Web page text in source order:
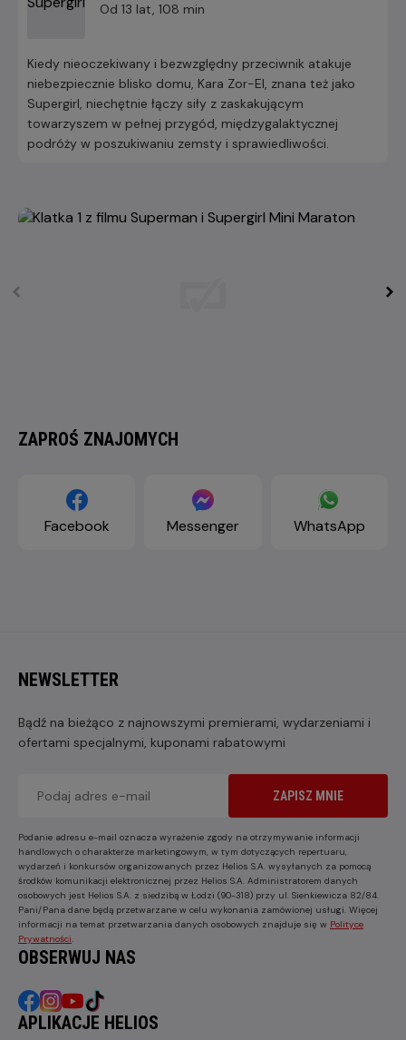
Od 13 lat, 108 min
Kiedy nieoczekiwany i bezwzględny przeciwnik atakuje
niebezpiecznie blisko domu, Kara Zor-El, znana też jako
Supergirl, niechętnie łączy siły z zaskakującym
towarzyszem w pełnej przygód, międzygalaktycznej
podróży w poszukiwaniu zemsty i sprawiedliwości.
ZAPROŚ ZNAJOMYCH
Facebook Messenger WhatsApp
NEWSLETTER
Bądź na bieżąco z najnowszymi premierami, wydarzeniami i
ofertami specjalnymi, kuponami rabatowymi
ZAPISZ MNIE
Podanie adresu e-mail oznacza wyrażenie zgody na otrzymywanie informacji
handlowych o charakterze marketingowym, w tym dotyczących repertuaru,
wydarzeń i konkursów organizowanych przez Helios S.A. wysyłanych za pomocą
środków komunikacji elektronicznej przez Helios S.A. Administratorem danych
osobowych jest Helios S.A. z siedzibą w Łodzi (90-318) przy ul. Sienkiewicza 82/84.
Pani/Pana dane będą przetwarzane w celu wykonania zamówionej usługi. Więcej
informacji na temat przetwarzania danych osobowych znajduje się w Polityce
Prywatności
OBSERWUJ NAS
APLIKACJE HELIOS